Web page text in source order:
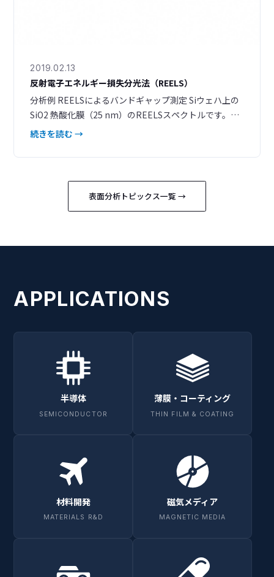
2019.02.13
反射電子エネルギー損失分光法（REELS）
分析例 REELSによるバンドギャップ測定 Siウェハ上の
SiO2 熱酸化膜（25 nm）のREELSスペクトルです。入
射電子より 8.8 eV低いエネルギーからピークが立ち上が
できます。 図1. SiO2 の REELSスペクトル（入射電子：
続きを読む →
表面分析トピックス一覧 →
APPLICATIONS
半導体
SEMICONDUCTOR
薄膜・コーティング
THIN FILM & COATING
材料開発
MATERIALS R&D
磁気メディア
MAGNETIC MEDIA